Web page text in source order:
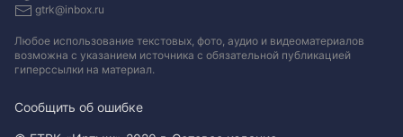
gtrk@inbox.ru
Любое использование текстовых, фото, аудио и видеоматериалов
возможна с указанием источника с обязательной публикацией
гиперссылки на материал.
Сообщить об ошибке